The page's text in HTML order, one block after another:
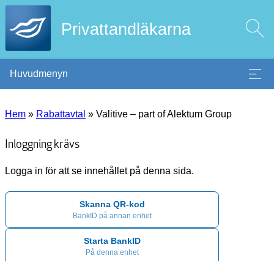
Privattandläkarna
Huvudmenyn
Hem » Rabattavtal » Valitive – part of Alektum Group
Inloggning krävs
Logga in för att se innehållet på denna sida.
Skanna QR-kod
BankID på annan enhet
Starta BankID
På denna enhet